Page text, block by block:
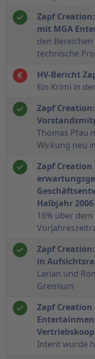
Zapf
mit MGA
den
technische
HV-Bericht
Ein Krimi in
Zapf
Thomas Pfau
Wirkung neu
Zapf
Halbjahr 2006
16% über
Zapf
in
Larian und
Gremium
Zapf Creation
Intent wurde